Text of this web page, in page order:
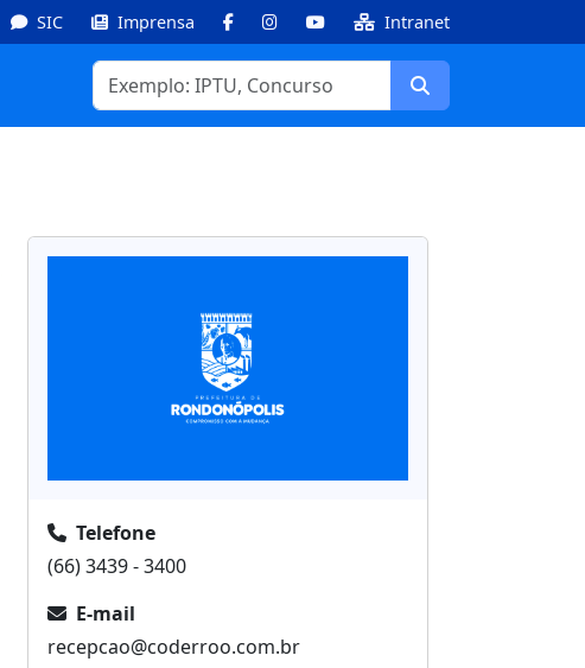
SIC Imprensa FacebookInstagramYoutube Intranet
Buscar
Informações
Telefone
(66) 3439 - 3400
E-mail
recepcao@coderroo.com.br